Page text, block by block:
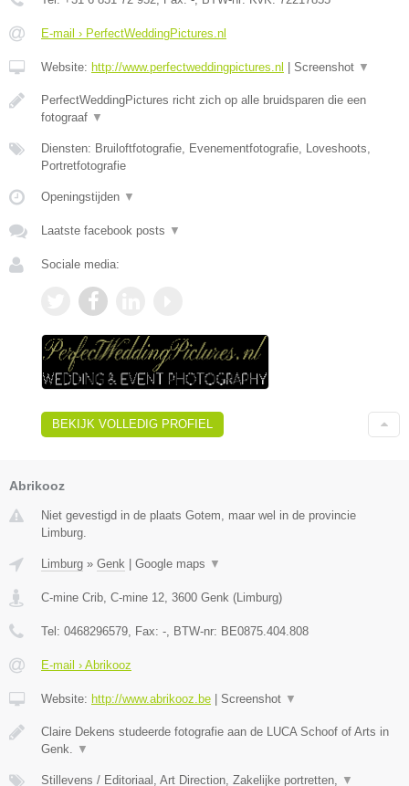
E-mail › PerfectWeddingPictures.nl
Website: http://www.perfectweddingpictures.nl | Screenshot ▼
PerfectWeddingPictures richt zich op alle bruidsparen die een
fotograaf ▼
Diensten: Bruiloftfotografie, Evenementfotografie, Loveshoots,
Portretfotografie
Openingstijden ▼
Laatste facebook posts ▼
Sociale media:
BEKIJK VOLLEDIG PROFIEL
Abrikooz
Niet gevestigd in de plaats Gotem, maar wel in de provincie
Limburg.
Limburg » Genk Google maps ▼
C-mine Crib, C-mine 12, 3600 Genk (Limburg)
Tel: 0468296579, Fax: -, BTW-nr: BE0875.404.808
E-mail › Abrikooz
Website: http://www.abrikooz.be Screenshot ▼
Claire Dekens studeerde fotografie aan de LUCA Schoof of Arts in
Genk. ▼
Stillevens / Editoriaal, Art Direction, Zakelijke portretten, ▼